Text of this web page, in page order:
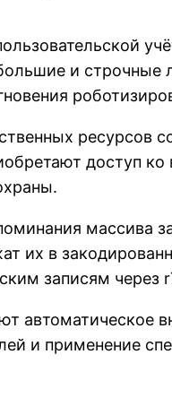
и
ресурсов
доступ
массива
их в
записям через
автоматическое
и применение